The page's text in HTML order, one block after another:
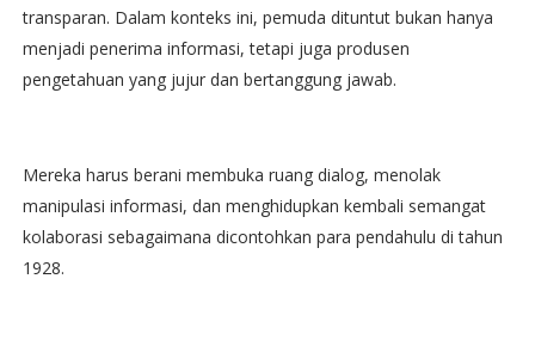
transparan. Dalam konteks ini, pemuda dituntut bukan hanya
menjadi penerima informasi, tetapi juga produsen
pengetahuan yang jujur dan bertanggung jawab.
Mereka harus berani membuka ruang dialog, menolak
manipulasi informasi, dan menghidupkan kembali semangat
kolaborasi sebagaimana dicontohkan para pendahulu di tahun
1928.